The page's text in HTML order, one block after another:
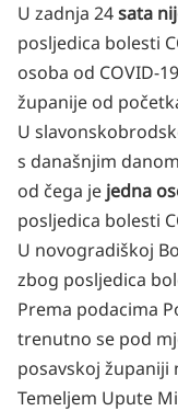
U zadnja 24sata
posljedica bolesti
osoba od COVID-
županije od
U
s današnjim
od čega je jedna
posljedica bolesti
U novogradiškoj
zbog posljedica
Prema podacima
trenutno se pod
posavskoj županiji
Temeljem Upute